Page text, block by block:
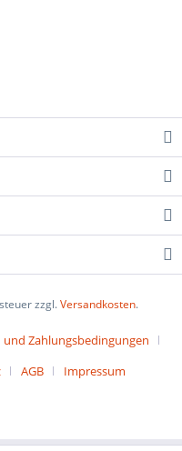
zzgl.Versandkosten.
und Zahlungsbedingungen
AGB Impressum